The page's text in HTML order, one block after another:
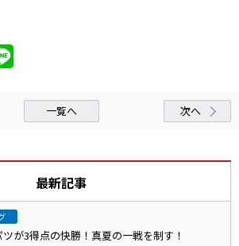
一覧へ 次へ
最新記事
が3得点の快勝！真夏の一戦を制す！